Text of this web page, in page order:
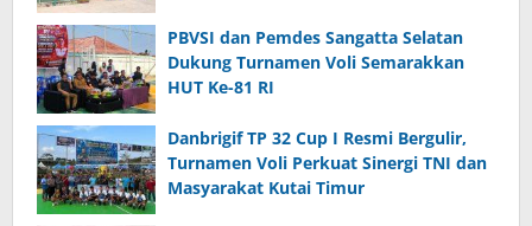
PBVSI dan Pemdes Sangatta Selatan
Dukung Turnamen Voli Semarakkan
HUT Ke-81 RI
Danbrigif TP 32 Cup I Resmi Bergulir,
Turnamen Voli Perkuat Sinergi TNI dan
Masyarakat Kutai Timur